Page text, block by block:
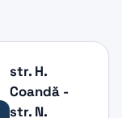
str. H.
Coandă -
str. N.